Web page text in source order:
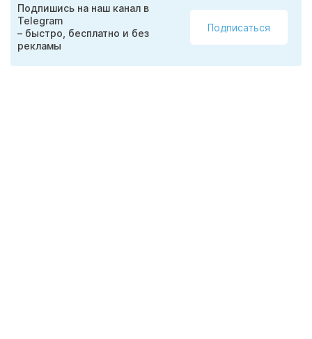
Подпишись на наш канал в
Telegram
– быстро, бесплатно и без
рекламы
Подписаться